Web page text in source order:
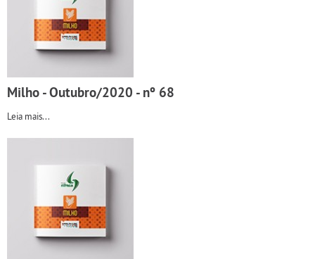
Milho - Outubro/2020 - nº 68
Leia mais...